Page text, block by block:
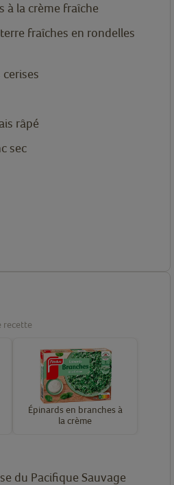
à la crème fraîche
fraîches en rondelles
râpé
sec
recette
Épinards en branches à
la crème
du Pacifique Sauvage